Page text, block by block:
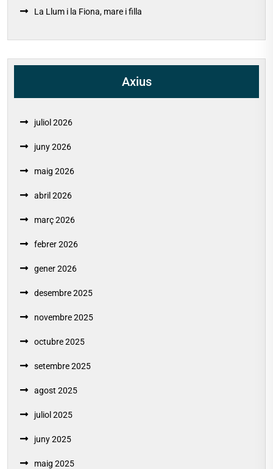
La Llum i la Fiona, mare i filla
Axius
juliol 2026
juny 2026
maig 2026
abril 2026
març 2026
febrer 2026
gener 2026
desembre 2025
novembre 2025
octubre 2025
setembre 2025
agost 2025
juliol 2025
juny 2025
maig 2025